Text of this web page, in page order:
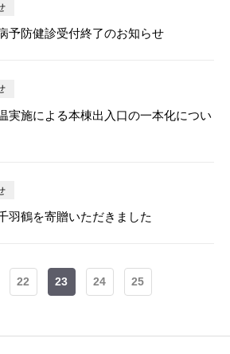
予防健診受付終了のお知らせ
実施による本棟出入口の一本化につい
羽鶴を寄贈いただきました
22 23 24 25